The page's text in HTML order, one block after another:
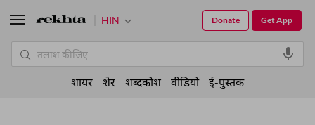
HIN Get App
Donate
शायर शेर शब्दकोश वीडियो ई-पुस्तक